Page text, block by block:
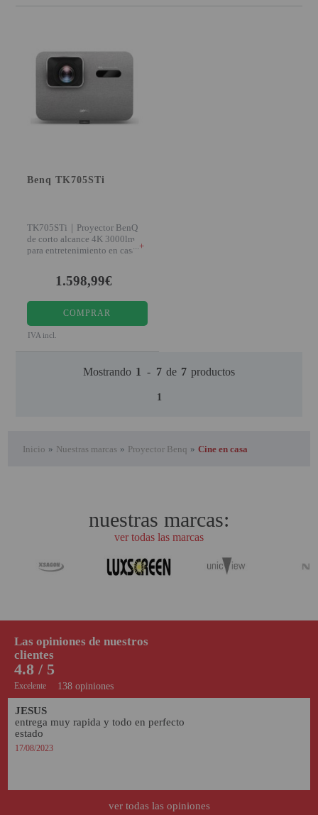
Benq TK705STi
TK705STi｜Proyector BenQ
de corto alcance 4K 3000lm
para entretenimiento en casa +
1.598,99€
COMPRAR
IVA incl.
Mostrando 1 - 7 de 7 productos
1
Inicio » Nuestras marcas » Proyector Benq » Cine en casa
nuestras marcas:
ver todas las marcas
138 opiniones
4.8 / 5
Excelente
Las opiniones de nuestros
clientes
JESUS
entrega muy rapida y todo en perfecto
estado
17/08/2023
ver todas las opiniones